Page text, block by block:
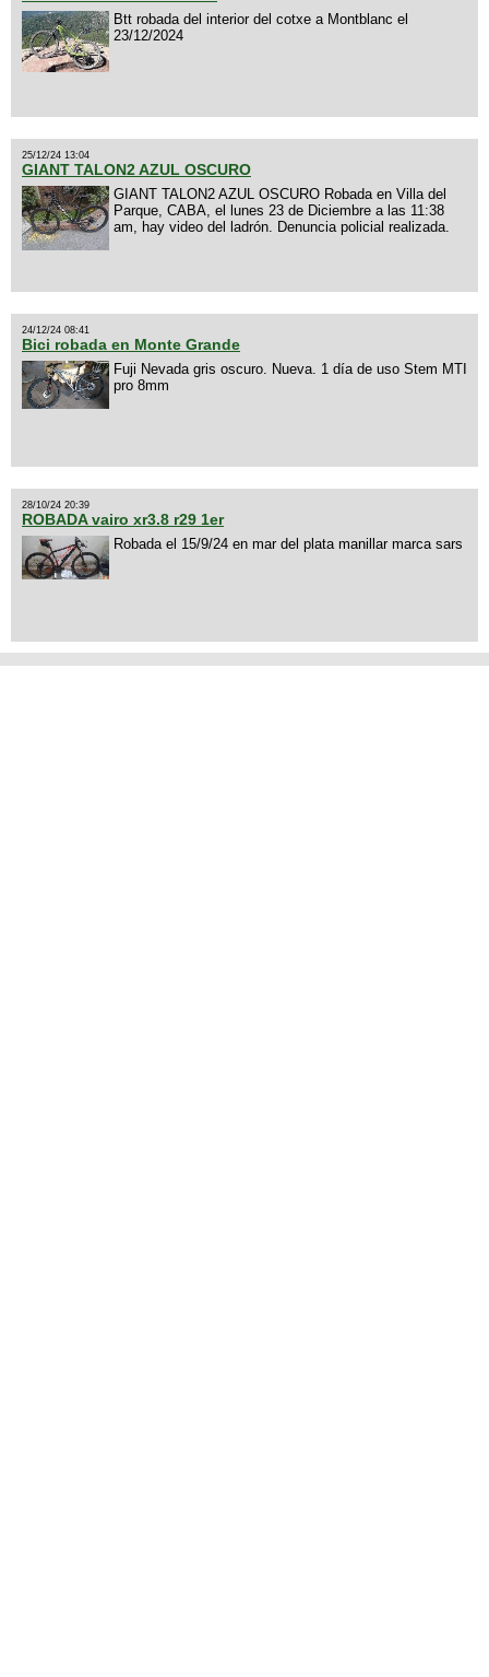
Btt robada del interior del cotxe a Montblanc el
23/12/2024
25/12/24 13:04
GIANT TALON2 AZUL OSCURO
GIANT TALON2 AZUL OSCURO Robada en Villa del
Parque, CABA, el lunes 23 de Diciembre a las 11:38
am, hay video del ladrón. Denuncia policial realizada.
24/12/24 08:41
Bici robada en Monte Grande
Fuji Nevada gris oscuro. Nueva. 1 día de uso Stem MTI
pro 8mm
28/10/24 20:39
ROBADA vairo xr3.8 r29 1er
Robada el 15/9/24 en mar del plata manillar marca sars